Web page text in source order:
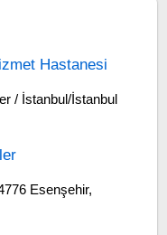
Hastanesi
/ İstanbul/İstanbul
Esenşehir,